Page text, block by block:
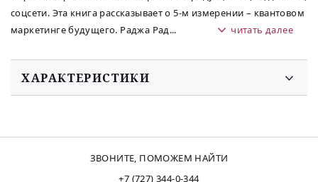
соцсети. Эта книга рассказывает о 5-м измерении – квантовом
маркетинге будущего. Раджа Рад... читать далее
ХАРАКТЕРИСТИКИ
ЗВОНИТЕ, ПОМОЖЕМ НАЙТИ
+7 (727) 344-0-344